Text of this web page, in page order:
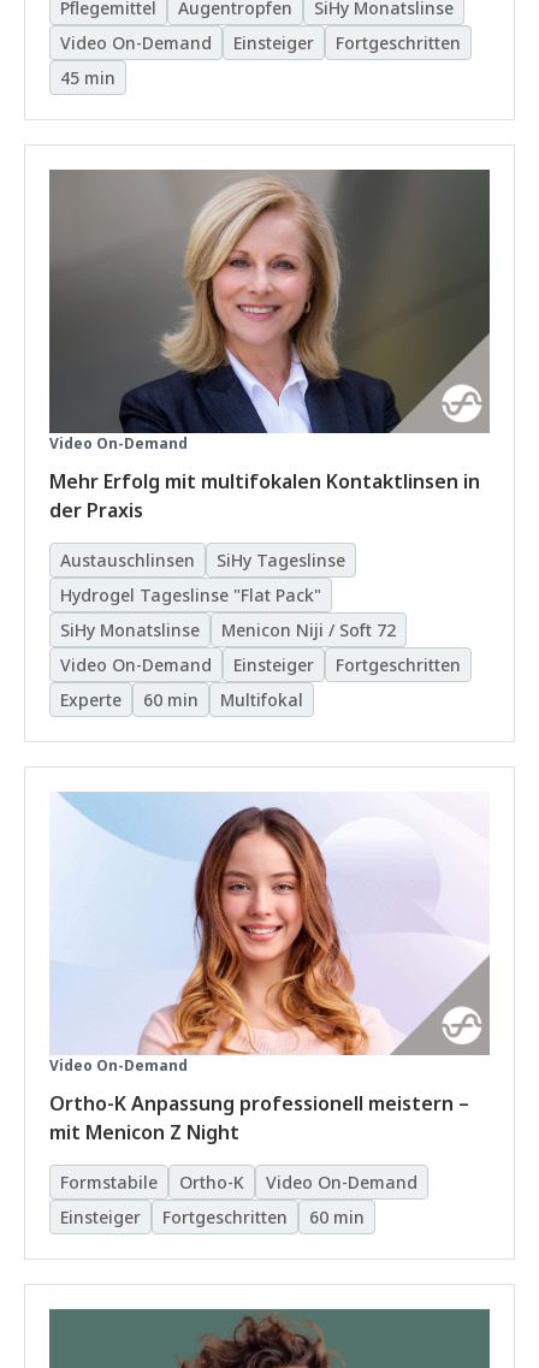
Pflegemittel Augentropfen
SiHy Monatslinse
Video On-Demand
Einsteiger
Fortgeschritten
45 min
Video On-Demand
Mehr Erfolg mit multifokalen Kontaktlinsen in
der Praxis
Austauschlinsen
SiHy Tageslinse
Hydrogel Tageslinse "Flat Pack"
SiHy Monatslinse
Menicon Niji / Soft 72
Video On-Demand
Einsteiger
Fortgeschritten
Experte
60 min Multifokal
Video On-Demand
Ortho-K Anpassung professionell meistern –
mit Menicon Z Night
Formstabile Ortho-K
Video On-Demand
Einsteiger
Fortgeschritten 60 min